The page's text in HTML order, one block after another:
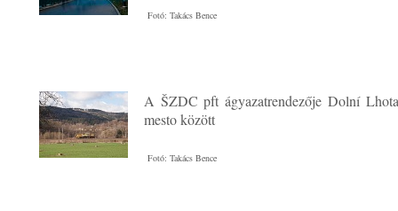
Fotó: Takács Bence
A ŠZDC pft ágyazatrendezője Dolní
mesto között
Fotó: Takács Bence